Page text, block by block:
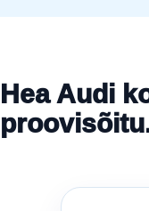
Hea Audi